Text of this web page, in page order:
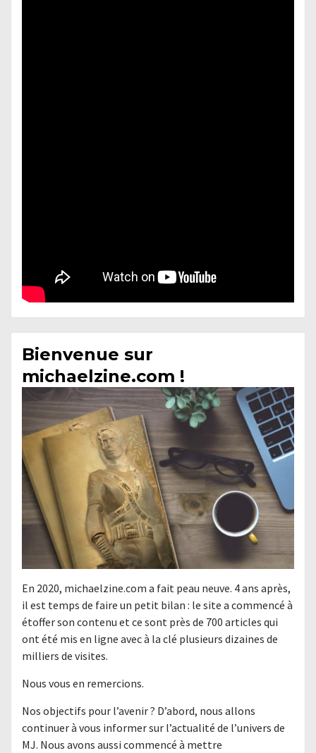
Bienvenue sur
michaelzine.com !
En 2020, michaelzine.com a fait peau neuve. 4 ans après,
il est temps de faire un petit bilan : le site a commencé à
étoffer son contenu et ce sont près de 700 articles qui
ont été mis en ligne avec à la clé plusieurs dizaines de
milliers de visites.
Nous vous en remercions.
Nos objectifs pour l’avenir ? D’abord, nous allons
continuer à vous informer sur l’actualité de l’univers de
MJ. Nous avons aussi commencé à mettre